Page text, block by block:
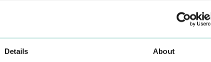
Details About